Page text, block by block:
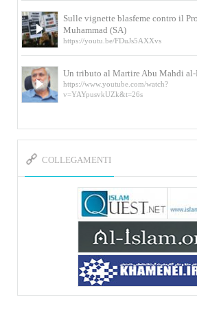
Sulle vignette blasfeme contro il
Muhammad (SA)
https://youtu.be/FDuJs5AXXvs
Un tributo al Martire Abu Mahdi
https://www.youtube.com/watch?
v=YAYpusvkUZk&t=26s
L’Abluzione rituale (wudu)
e l’Imam Khomeini
della figlia di un martire
https://www.youtube.com/watch?
v=-5nPSxbf9l0&t=103s
Sheykh Abbas Di Palma sui martiri
Soleimani e Abu Mahdi Al-
https://youtu.be/Y6SIP2PIht4 Video del
dallo Sheykh Abbas Di Palma in ...
COLLEGAMENTI